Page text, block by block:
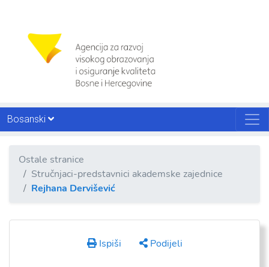
Bosanski
Ostale stranice
Stručnjaci-predstavnici akademske zajednice
Rejhana Dervišević
Ispiši Podijeli